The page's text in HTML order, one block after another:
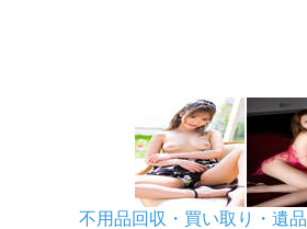
不用品回収・買い取り・遺